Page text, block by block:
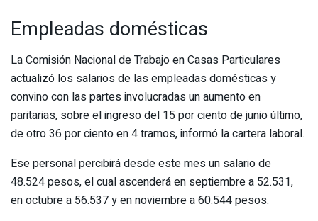
Empleadas domésticas
La Comisión Nacional de Trabajo en Casas Particulares
actualizó los salarios de las empleadas domésticas y
convino con las partes involucradas un aumento en
paritarias, sobre el ingreso del 15 por ciento de junio último,
de otro 36 por ciento en 4 tramos, informó la cartera laboral.
Ese personal percibirá desde este mes un salario de
48.524 pesos, el cual ascenderá en septiembre a 52.531,
en octubre a 56.537 y en noviembre a 60.544 pesos.